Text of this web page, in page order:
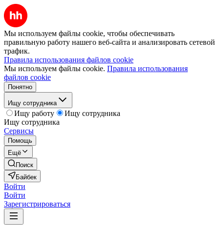
Мы используем файлы cookie, чтобы обеспечивать
правильную работу нашего веб-сайта и анализировать сетевой
трафик.
Правила использования файлов cookie
Мы используем файлы cookie. Правила использования
файлов cookie
Понятно
Ищу сотрудника
Ищу работу
Ищу сотрудника
Ищу сотрудника
Сервисы
Помощь
Ещё
Поиск
Байбек
Войти
Войти
Зарегистрироваться